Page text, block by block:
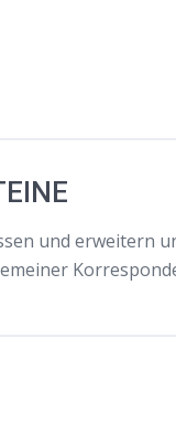
und erweitern